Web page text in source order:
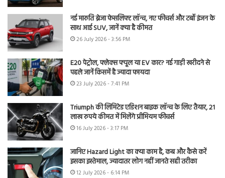
नई मारुति ब्रेजा फेसलिफ्ट लॉन्च, नए फीचर्स और टर्बो इंजन के
साथ आई SUV, जानें क्या है कीमत
26 July 2026 - 3:56 PM
E20 पेट्रोल, फ्लेक्स फ्यूल या EV कार? नई गाड़ी खरीदने से
पहले जानें किसमें है ज्यादा फायदा
23 July 2026 - 7:41 PM
Triumph की लिमिटेड एडिशन बाइक लॉन्च के लिए तैयार, 21
लाख रुपये कीमत में मिलेंगे प्रीमियम फीचर्स
16 July 2026 - 3:17 PM
जानिए Hazard Light का क्या काम है, कब और कैसे करें
इसका इस्तेमाल, ज्यादातर लोग नहीं जानते सही तरीका
12 July 2026 - 6:14 PM